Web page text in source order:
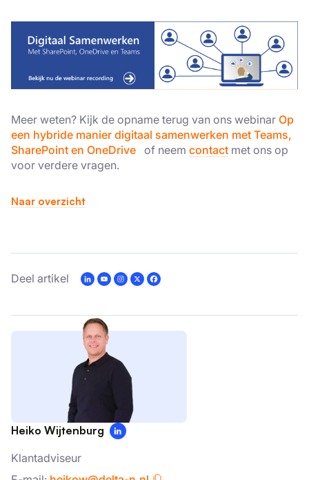
Meer weten? Kijk de opname terug van ons webinar Op
een hybride manier digitaal samenwerken met Teams,
SharePoint en OneDrive of neem contact met ons op
voor verdere vragen.
Naar overzicht
Deel artikel
Heiko Wijtenburg
Klantadviseur